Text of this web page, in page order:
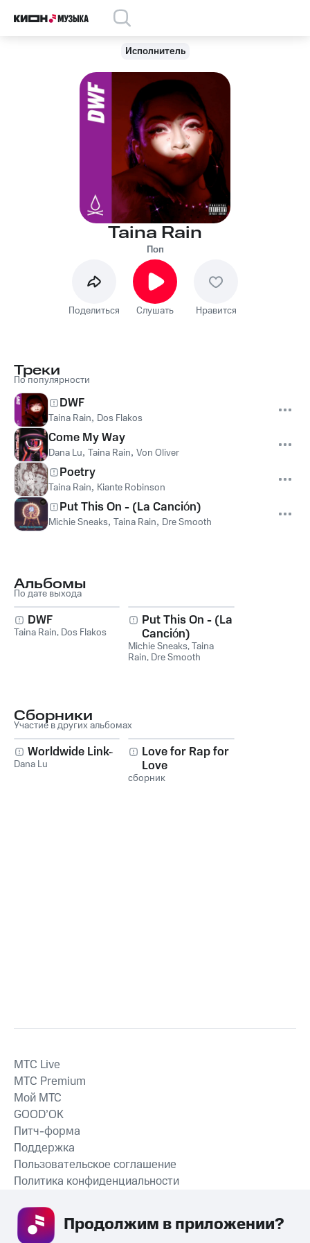
Исполнитель
Taina Rain
Поп
Поделиться Слушать Нравится
Треки
По популярности
DWF
Taina Rain, Dos Flakos
Come My Way
Dana Lu, Taina Rain, Von Oliver
Poetry
Taina Rain, Kiante Robinson
Put This On - (La Canción)
Michie Sneaks, Taina Rain, Dre Smooth
Альбомы
По дате выхода
DWF
Taina Rain, Dos Flakos
Put This On - (La
Canción)
Michie Sneaks,Taina
Rain, Dre Smooth
Сборники
Участие в других альбомах
Worldwide Link-Up
Dana Lu
Love for Rap for
Love
сборник
СКАЧАТЬ ПРИЛОЖЕНИЕ
MTС Live
MTС Premium
Мой МТС
GOOD’OK
Питч-форма
Поддержка
Пользовательское соглашение
Политика конфиденциальности